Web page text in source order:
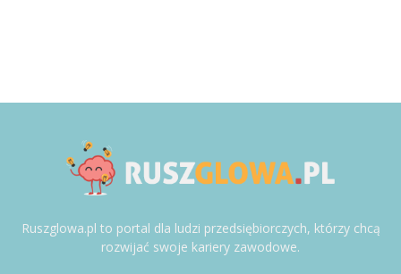
Ruszglowa.pl to portal dla ludzi przedsiębiorczych, którzy chcą
rozwijać swoje kariery zawodowe.